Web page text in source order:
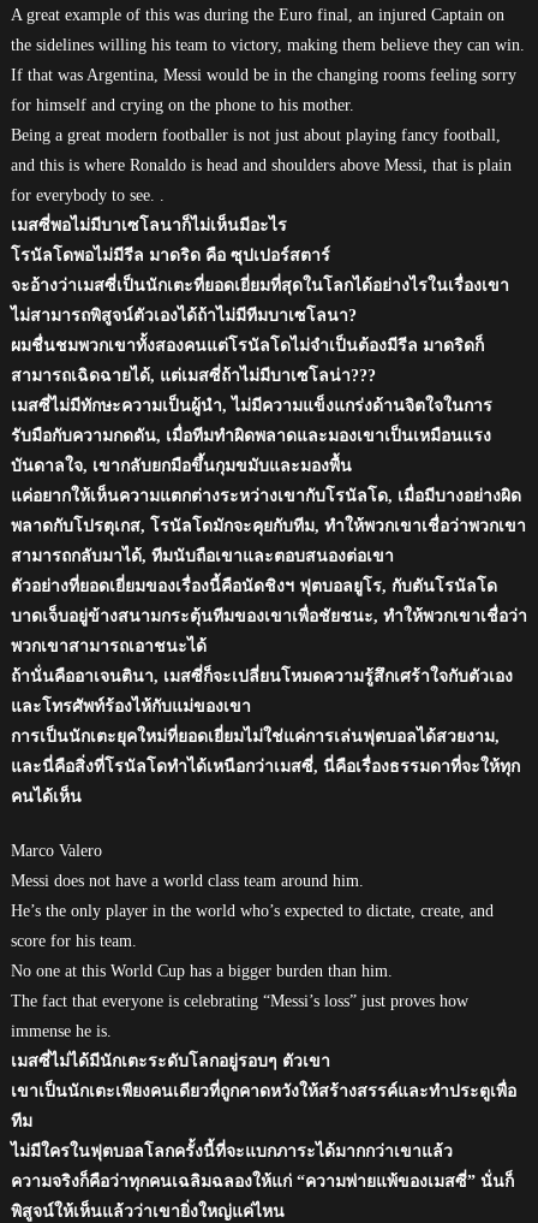
A great example of this was during the Euro final, an injured Captain on
the sidelines willing his team to victory, making them believe they can win.
If that was Argentina, Messi would be in the changing rooms feeling sorry
for himself and crying on the phone to his mother.
Being a great modern footballer is not just about playing fancy football,
and this is where Ronaldo is head and shoulders above Messi, that is plain
for everybody to see. .
เมสซี่พอไม่มีบาเซโลนาก็ไม่เห็นมีอะไร
โรนัลโดพอไม่มีรีล มาดริด คือ ซุปเปอร์สตาร์
จะอ้างว่าเมสซี่เป็นนักเตะที่ยอดเยี่ยมที่สุดในโลกได้อย่างไรในเรื่องเขา
ไม่สามารถพิสูจน์ตัวเองได้ถ้าไม่มีทีมบาเซโลนา?
ผมชื่นชมพวกเขาทั้งสองคนแต่โรนัลโดไม่จำเป็นต้องมีรีล มาดริดก็
สามารถเฉิดฉายได้, แต่เมสซี่ถ้าไม่มีบาเซโลน่า???
เมสซี่ไม่มีทักษะความเป็นผู้นำ, ไม่มีความแข็งแกร่งด้านจิตใจในการ
รับมือกับความกดดัน, เมื่อทีมทำผิดพลาดและมองเขาเป็นเหมือนแรง
บันดาลใจ, เขากลับยกมือขึ้นกุมขมับและมองพื้น
แค่อยากให้เห็นความแตกต่างระหว่างเขากับโรนัลโด, เมื่อมีบางอย่างผิด
พลาดกับโปรตุเกส, โรนัลโดมักจะคุยกับทีม, ทำให้พวกเขาเชื่อว่าพวกเขา
สามารถกลับมาได้, ทีมนับถือเขาและตอบสนองต่อเขา
ตัวอย่างที่ยอดเยี่ยมของเรื่องนี้คือนัดชิงฯ ฟุตบอลยูโร, กับตันโรนัลโด
บาดเจ็บอยู่ข้างสนามกระตุ้นทีมของเขาเพื่อชัยชนะ, ทำให้พวกเขาเชื่อว่า
พวกเขาสามารถเอาชนะได้
ถ้านั่นคืออาเจนตินา, เมสซี่ก็จะเปลี่ยนโหมดความรู้สึกเศร้าใจกับตัวเอง
และโทรศัพท์ร้องไห้กับแม่ของเขา
การเป็นนักเตะยุคใหม่ที่ยอดเยี่ยมไม่ใช่แค่การเล่นฟุตบอลได้สวยงาม,
และนี่คือสิ่งที่โรนัลโดทำได้เหนือกว่าเมสซี่, นี่คือเรื่องธรรมดาที่จะให้ทุก
คนได้เห็น
Marco Valero
Messi does not have a world class team around him.
He’s the only player in the world who’s expected to dictate, create, and
score for his team.
No one at this World Cup has a bigger burden than him.
The fact that everyone is celebrating “Messi’s loss” just proves how
immense he is.
เมสซี่ไม่ได้มีนักเตะระดับโลกอยู่รอบๆ ตัวเขา
เขาเป็นนักเตะเพียงคนเดียวที่ถูกคาดหวังให้สร้างสรรค์และทำประตูเพื่อ
ทีม
ไม่มีใครในฟุตบอลโลกครั้งนี้ที่จะแบกภาระได้มากกว่าเขาแล้ว
ความจริงก็คือว่าทุกคนเฉลิมฉลองให้แก่ “ความพ่ายแพ้ของเมสซี่” นั่นก็
พิสูจน์ให้เห็นแล้วว่าเขายิ่งใหญ่แค่ไหน